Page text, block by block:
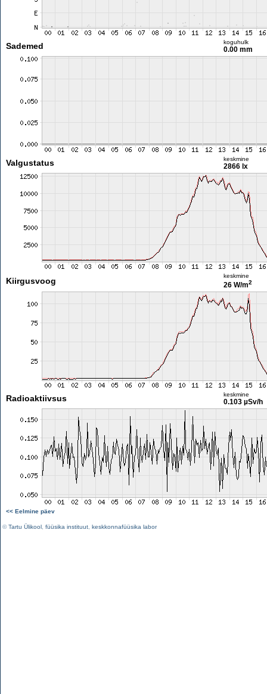
Sademed koguhulk
0.00 mm
Valgustatus keskmine
2866 lx
Kiirgusvoog
keskmine
26 W/m2
Radioaktiivsus keskmine
0.103 µSv/h
<< Eelmine päev
©Tartu Ülikool füüsika instituut keskkonnafüüsika labor